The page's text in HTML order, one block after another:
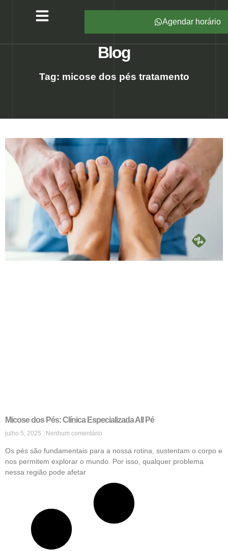
Agendar horário
Blog
Tag: micose dos pés tratamento
Micose dos Pés: Clínica Especializada All Pé
julho 5, 2025 Nenhum comentário
Os pés são fundamentais para a nossa rotina, sustentam o corpo e
nos permitem explorar o mundo. Por isso, qualquer problema
nessa região pode afetar